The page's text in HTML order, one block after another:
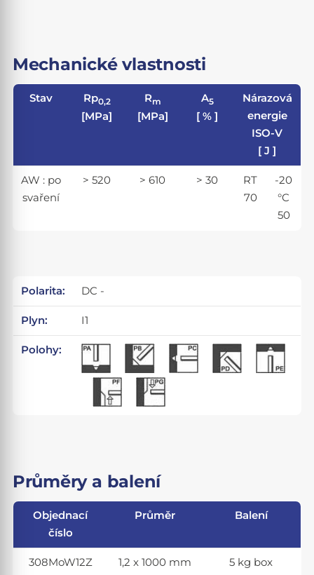
Mechanické vlastnosti
Stav Rp0,2
[MPa]
Rm
[MPa]
A5
[ % ]
Nárazová
energie
ISO-V
[ J ]
AW : po
svaření
> 520 > 610 > 30
RT
70
-20
°C
50
Polarita: DC -
Plyn: I1
Polohy:
Průměry a balení
Objednací
číslo
Průměr Balení
308MoW12Z 1,2 x 1000 mm 5 kg box